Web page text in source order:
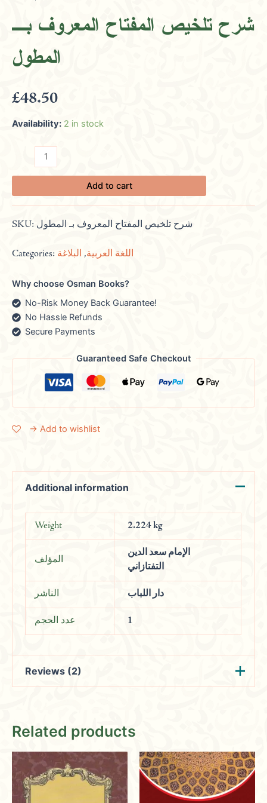
شرح تلخيص المفتاح المعروف بـ
المطول
£48.50
Availability: 2 in stock
المطول
Add to cart
SKU: شرح تلخيص المفتاح المعروف بـ المطول
Categories: اللغة العربية, البلاغة
Why choose Osman Books?
No-Risk Money Back Guarantee!
No Hassle Refunds
Secure Payments
Guaranteed Safe Checkout
→ Add to wishlist
Additional information
Weight 2.224 kg
المؤلف
الإمام سعد الدين
التفتازاني
الناشر دار اللباب
عدد الحجم 1
Reviews (2)
Rated5out
2024
Educational gems await in every corner,
Related products